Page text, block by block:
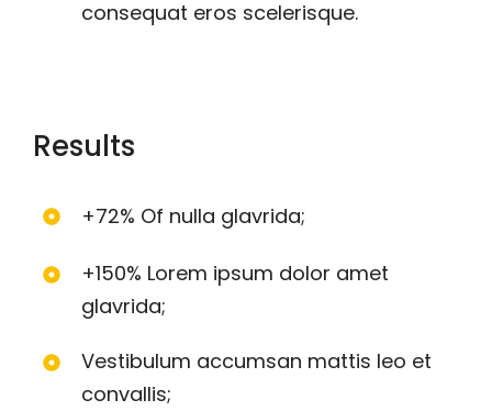
consequat eros scelerisque.
Results
+72% Of nulla glavrida;
+150% Lorem ipsum dolor amet
glavrida;
Vestibulum accumsan mattis leo et
convallis;